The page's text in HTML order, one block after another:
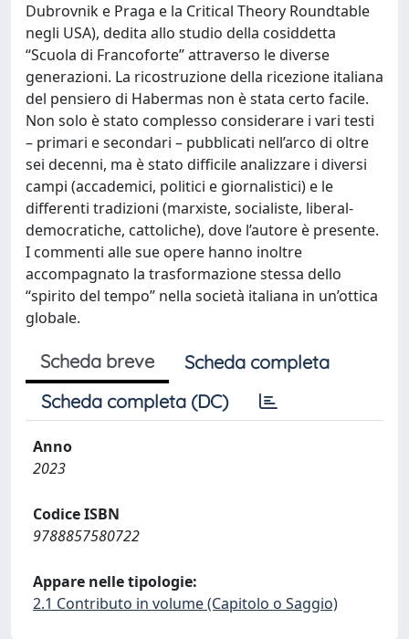
Dubrovnik e Praga e la Critical Theory Roundtable
negli USA), dedita allo studio della cosiddetta
“Scuola di Francoforte” attraverso le diverse
generazioni. La ricostruzione della ricezione italiana
del pensiero di Habermas non è stata certo facile.
Non solo è stato complesso considerare i vari testi
– primari e secondari – pubblicati nell’arco di oltre
sei decenni, ma è stato difficile analizzare i diversi
campi (accademici, politici e giornalistici) e le
differenti tradizioni (marxiste, socialiste, liberal-
democratiche, cattoliche), dove l’autore è presente.
I commenti alle sue opere hanno inoltre
accompagnato la trasformazione stessa dello
“spirito del tempo” nella società italiana in un’ottica
globale.
Scheda breve
Scheda completa
Scheda completa (DC)
Anno
2023
Codice ISBN
9788857580722
Appare nelle tipologie:
2.1 Contributo in volume (Capitolo o Saggio)